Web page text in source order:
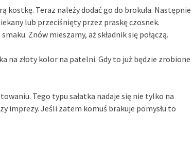
Teraz należy dodać go do brokuła. Następnie
lub przeciśnięty przez praskę czosnek.
Znów mieszamy, aż składnik się połączą.
na złoty kolor na patelni. Gdy to już będzie zrobione
Tego typu sałatka nadaje się nie tylko na
imprezy. Jeśli zatem komuś brakuje pomysłu to